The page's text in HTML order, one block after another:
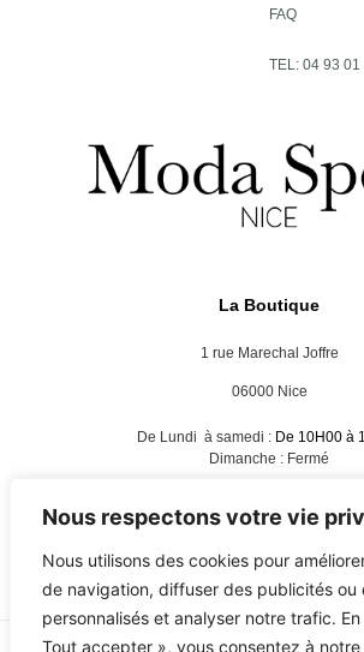
Nous respectons votre vie
Nous utilisons des cookies pour
de navigation, diffuser des publicités ou
personnalisés et analyser notre trafic.
Tout accepter », vous consentez à
FAQ
TEL: 04 93 01
La Boutique
1 rue Marechal Joffre
06000 Nice
De Lundi à samedi : De 10H00 à
Dimanche : Fermé
Nous suivre :